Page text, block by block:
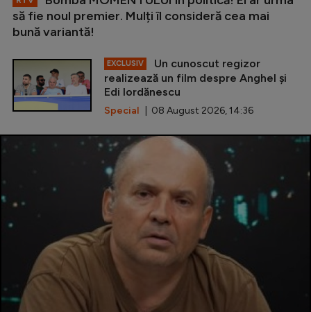
să fie noul premier. Mulți îl consideră cea mai
bună variantă!
EXCLUSIV
Un cunoscut regizor
realizează un film despre Anghel și
Edi Iordănescu
Special | 08 August 2026, 14:36